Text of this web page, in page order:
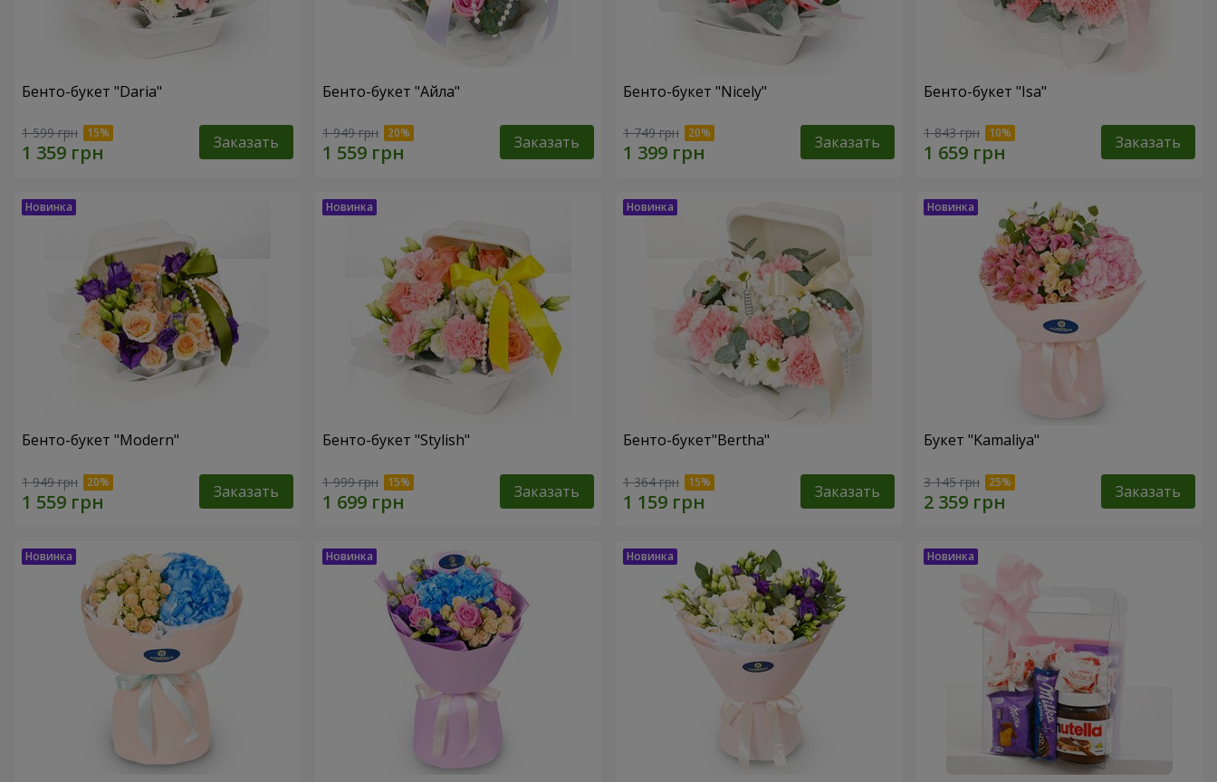
Бенто-букет "Daria"
1 599 грн Заказать
Бенто-букет "Айла"
1 949 грн Заказать
Бенто-букет "Nicely"
1 749 грн Заказать
Бенто-букет "Isa"
1 843 грн Заказать
Бенто-букет "Modern"
1 949 грн Заказать
Бенто-букет "Stylish"
1 999 грн Заказать
Бенто-букет"Bertha"
1 364 грн Заказать
Букет "Kamaliya"
3 145 грн Заказать